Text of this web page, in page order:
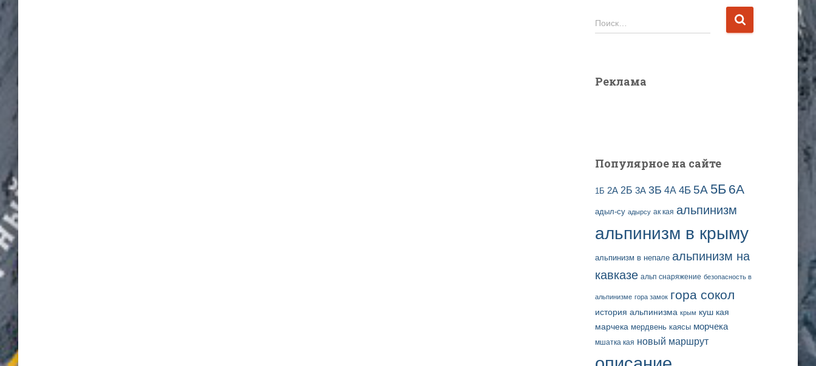
в
п
Н
а
:
Поиск…
Реклама
Популярное на сайте
1Б 2А 2Б 3А 3Б 4А 4Б 5А 5Б 6А
адыл-су адырсу ак кая альпинизм
альпинизм в крыму
альпинизм в непале альпинизм на
кавказе альп снаряжение безопасность в
альпинизме гора замок гора сокол
история альпинизма крым куш кая
марчека мердвень каясы морчека
мшатка кая новый маршрут